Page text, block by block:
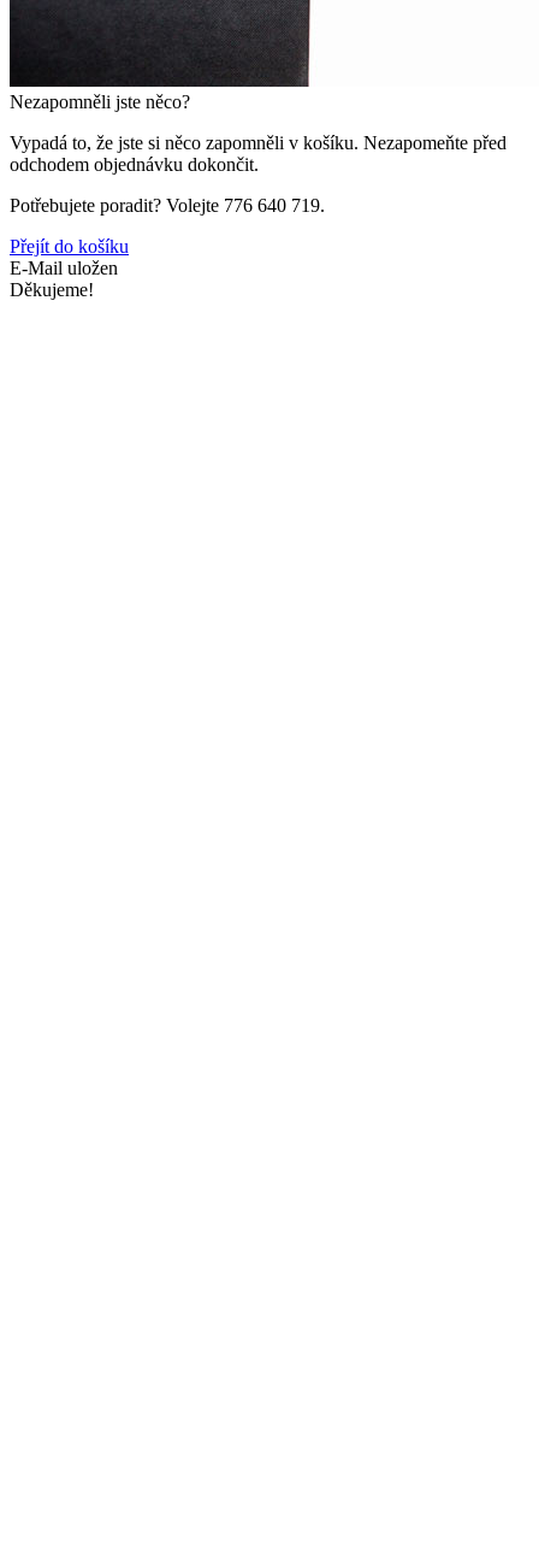
Nezapomněli jste něco?
Vypadá to, že jste si něco zapomněli v košíku. Nezapomeňte před
odchodem objednávku dokončit.
Potřebujete poradit? Volejte 776 640 719.
Přejít do košíku
E-Mail uložen
Děkujeme!